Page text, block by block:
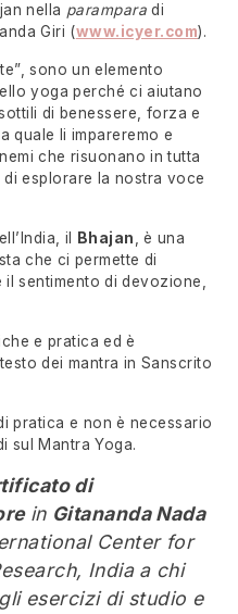
nella paramparadi
Giri (www.icyer.com).
sono un elemento
yoga perché ci aiutano
di benessere, forza e
quale li impareremo e
che risuonano in tutta
esplorare la nostra voce
il Bhajan
, è una
che ci permette di
sentimento di devozione,
e pratica ed è
dei mantra in Sanscrito
pratica e non è necessario
sul Mantra Yoga.
di
in Gitananda Nada
Center for
India a chi
esercizi di studio e